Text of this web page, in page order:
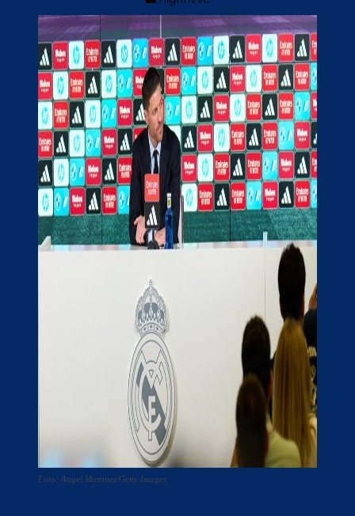
Foto: Angel Martinez/Getty Images